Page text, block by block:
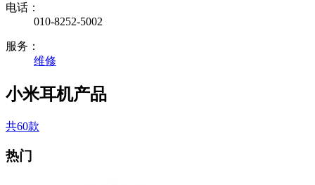
电话：
010-8252-5002
服务：
维修
小米耳机产品
共60款
热门